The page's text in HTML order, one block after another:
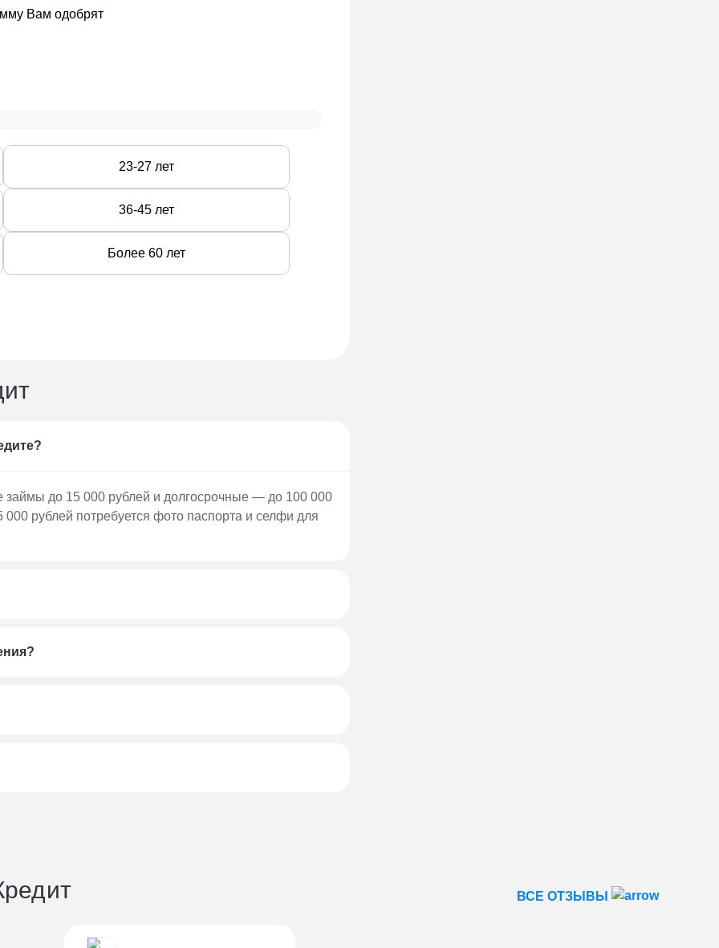
юридические, налоговые и психологические.
паспорта и селфи для верификации.
на официальном сайте компании.
Вам одобрят
23-27 лет
36-45 лет
Более 60 лет
займы до 15 000 рублей и долгосрочные — до 100 000
рублей потребуется фото паспорта и селфи для
ВСЕ ОТЗЫВЫ